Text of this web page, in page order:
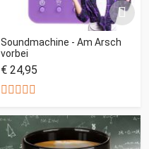
Soundmachine - Am Arsch
vorbei
€ 24,95